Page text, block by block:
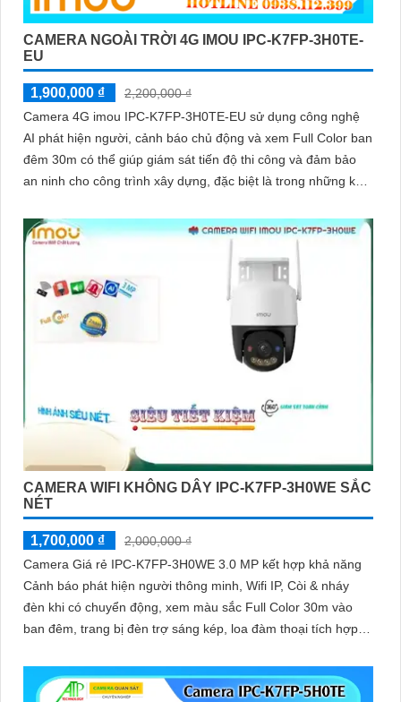
CAMERA NGOÀI TRỜI 4G IMOU IPC-K7FP-3H0TE-
EU
1,900,000 ₫
2,200,000 ₫
Camera 4G imou IPC-K7FP-3H0TE-EU sử dụng công nghệ
AI phát hiện người, cảnh báo chủ động và xem Full Color ban
đêm 30m có thể giúp giám sát tiến độ thi công và đảm bảo
an ninh cho công trình xây dựng, đặc biệt là trong những khu
ổn định. Camera IPC-K7FP-3H0TE-EU sử dụng công nghệ
nhận diện người và động vật, kết hợp Wifi không dây
CAMERA WIFI KHÔNG DÂY IPC-K7FP-3H0WE SẮC
NÉT
1,700,000 ₫
2,000,000 ₫
Camera Giá rẻ IPC-K7FP-3H0WE 3.0 MP kết hợp khả năng
Cảnh báo phát hiện người thông minh, Wifi IP, Còi & nháy
đèn khi có chuyển động, xem màu sắc Full Color 30m vào
ban đêm, trang bị đèn trợ sáng kép, loa đàm thoại tích hợp,